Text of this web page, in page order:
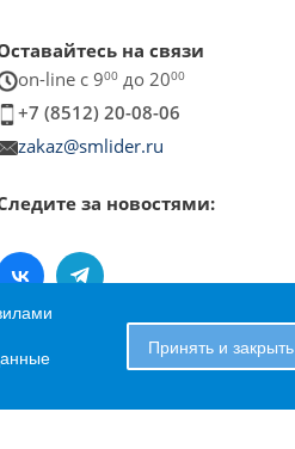
на связи
on-line c 900 до 2000
+7 (8512) 20-08-06
zakaz@smlider.ru
за новостями:
Принять и закрыть